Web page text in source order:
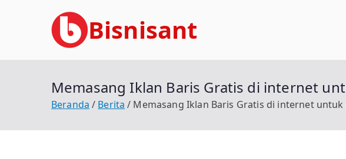
Bisnisant
Memasang Iklan Baris Gratis di internet
Beranda Berita Memasang Iklan Baris Gratis di internet